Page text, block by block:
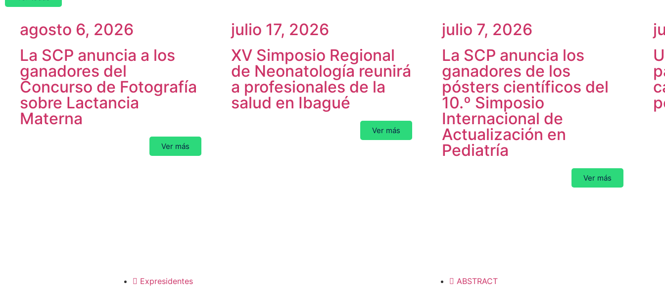
agosto 6, 2026
La SCP anuncia a los
ganadores del
Concurso de Fotografía
sobre Lactancia
Materna
Ver más
julio 17, 2026
XV Simposio Regional
de Neonatología reunirá
a profesionales de la
salud en Ibagué
Ver más
julio 7, 2026
La SCP anuncia los
ganadores de los
pósters científicos del
10.º Simposio
Internacional de
Actualización en
Pediatría
Ver más
Expresidentes
ABSTRACT